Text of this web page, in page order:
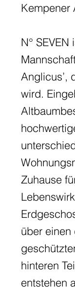
Kempener
N°
Anglicus’,
wird.
Zuhause
über einen
hinteren
entstehen